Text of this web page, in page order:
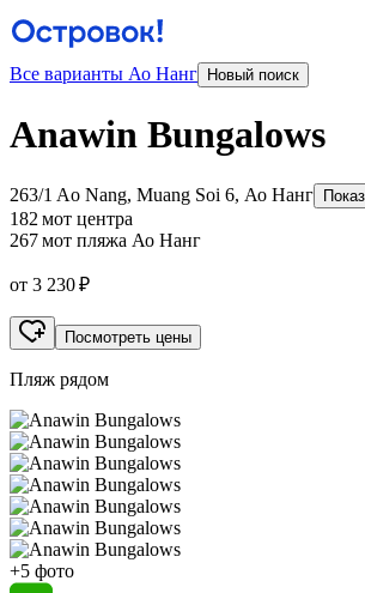
Все варианты Ао Нанг Новый поиск
Anawin Bungalows
263/1 Ao Nang, Muang Soi 6, Ао Нанг
182 мот центра
267 мот пляжа Ао Нанг
от 3 230 ₽
Посмотреть цены
Пляж рядом
+5 фото